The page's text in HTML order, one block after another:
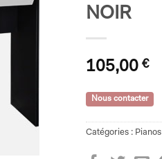
NOIR
105,00 €
Nous contacter
Catégories :